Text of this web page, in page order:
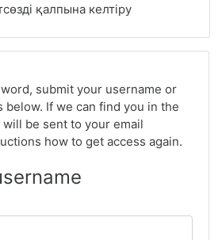
қалпына келтіру
submit your username or
below. If we can find you in the
will be sent to your email
how to get access again.